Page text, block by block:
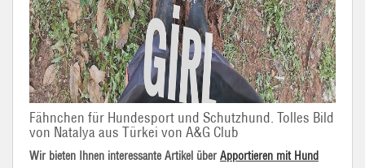
Fähnchen für Hundesport und Schutzhund. Tolles Bild
von Natalya aus Türkei von A&G Club
Wir bieten Ihnen interessante Artikel über Apportieren mit Hund